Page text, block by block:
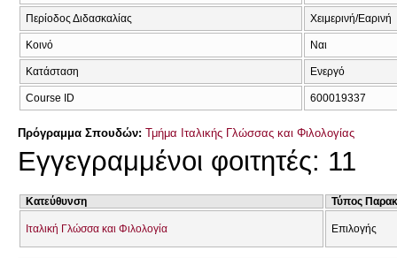
Περίοδος Διδασκαλίας Χειμερινή/Εαρινή
Κοινό Ναι
Κατάσταση Ενεργό
Course ID 600019337
Πρόγραμμα Σπουδών: Τμήμα Ιταλικής Γλώσσας και Φιλολογίας
Εγγεγραμμένοι φοιτητές: 11
Κατεύθυνση Τύπος
Ιταλική Γλώσσα και Φιλολογία Επιλογής